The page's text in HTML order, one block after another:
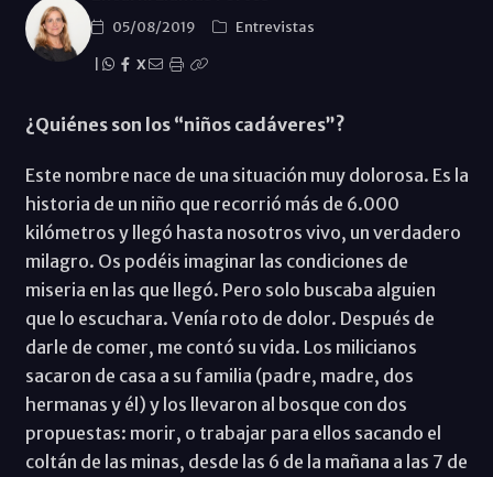
05/08/2019
Entrevistas
X
¿Quiénes son los “niños cadáveres”?
Este nombre nace de una situación muy dolorosa. Es la
historia de un niño que recorrió más de 6.000
kilómetros y llegó hasta nosotros vivo, un verdadero
milagro. Os podéis imaginar las condiciones de
miseria en las que llegó. Pero solo buscaba alguien
que lo escuchara. Venía roto de dolor. Después de
darle de comer, me contó su vida. Los milicianos
sacaron de casa a su familia (padre, madre, dos
hermanas y él) y los llevaron al bosque con dos
propuestas: morir, o trabajar para ellos sacando el
coltán de las minas, desde las 6 de la mañana a las 7 de